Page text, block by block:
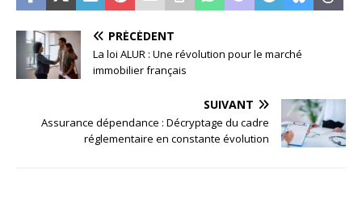
PRÉCÉDENT
La loi ALUR : Une révolution pour le marché
immobilier français
SUIVANT
Assurance dépendance : Décryptage du cadre
réglementaire en constante évolution